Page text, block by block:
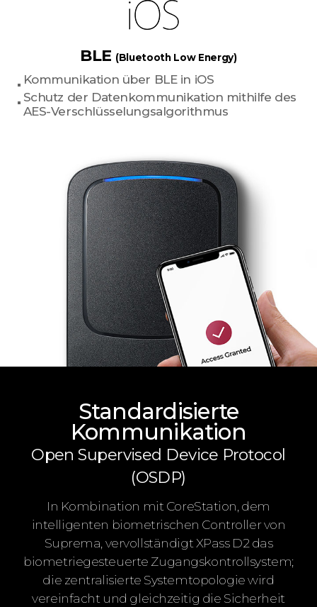
BLE (Bluetooth Low Energy)
Kommunikation über BLE in iOS
Schutz der Datenkommunikation mithilfe des
AES-Verschlüsselungsalgorithmus
Standardisierte
Kommunikation
Open Supervised Device Protocol
(OSDP)
In Kombination mit CoreStation, dem
intelligenten biometrischen Controller von
Suprema, vervollständigt XPass D2 das
biometriegesteuerte Zugangskontrollsystem;
die zentralisierte Systemtopologie wird
vereinfacht und gleichzeitig die Sicherheit